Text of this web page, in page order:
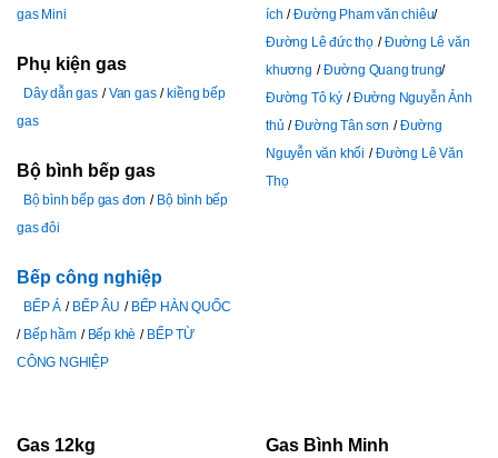
gas Mini
Phụ kiện gas
Dây dẫn gas Van gas
kiềng bếp
gas
Bộ bình bếp gas
Bộ bình bếp gas đơn
Bộ bình bếp
gas đôi
Bếp công nghiệp
BẾP Á BẾP ÂU
BẾP HÀN QUỐC
Bếp hầm
Bếp khè
BẾP TỪ
CÔNG NGHIỆP
ích
Đường Pham văn chiêu
Đường Lê đức thọ
Đường Lê văn
khương
Đường Quang trung
Đường Tô ký
Đường Nguyễn Ảnh
thủ
Đường Tân sơn
Đường
Nguyễn văn khối
Đường Lê Văn
Thọ
Gas 12kg Gas Bình Minh